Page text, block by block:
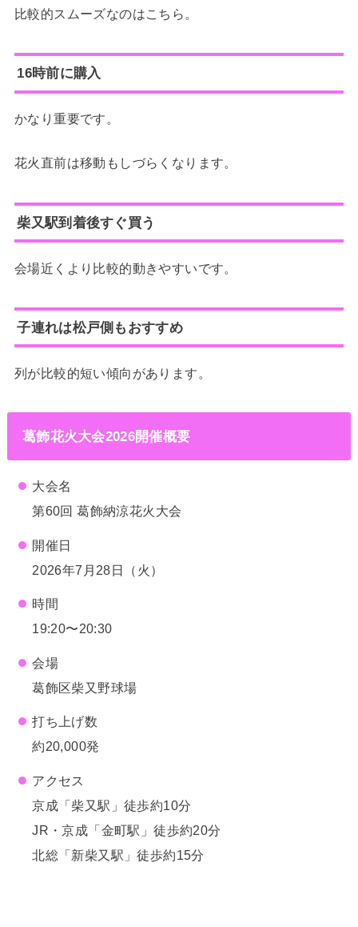
比較的スムーズなのはこちら。
16時前に購入
かなり重要です。
花火直前は移動もしづらくなります。
柴又駅到着後すぐ買う
会場近くより比較的動きやすいです。
子連れは松戸側もおすすめ
列が比較的短い傾向があります。
葛飾花火大会2026開催概要
大会名
第60回 葛飾納涼花火大会
開催日
2026年7月28日（火）
時間
19:20〜20:30
会場
葛飾区柴又野球場
打ち上げ数
約20,000発
アクセス
京成「柴又駅」徒歩約10分
JR・京成「金町駅」徒歩約20分
北総「新柴又駅」徒歩約15分